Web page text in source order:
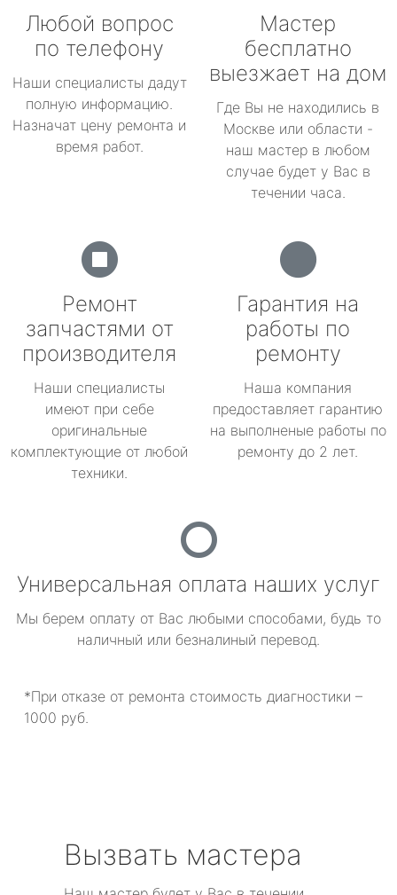
Любой вопрос
по телефону
Наши специалисты дадут
полную информацию.
Назначат цену ремонта и
время работ.
Мастер
бесплатно
выезжает на дом
Где Вы не находились в
Москве или области -
наш мастер в любом
случае будет у Вас в
течении часа.
Ремонт
запчастями от
производителя
Наши специалисты
имеют при себе
оригинальные
комплектующие от любой
техники.
Гарантия на
работы по
ремонту
Наша компания
предоставляет гарантию
на выполненые работы по
ремонту до 2 лет.
Универсальная оплата наших услуг
Мы берем оплату от Вас любыми способами, будь то
наличный или безналиный перевод.
*При отказе от ремонта стоимость диагностики –
1000 руб.
Вызвать мастера